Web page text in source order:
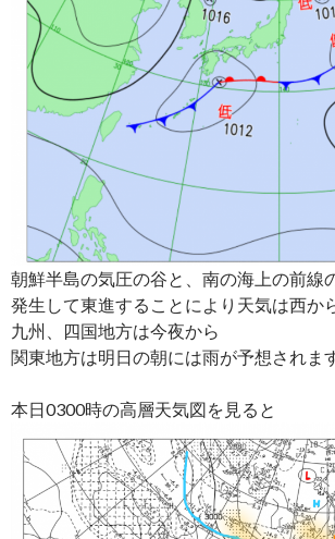
朝鮮半島の気圧の谷と、南の海上の前線
発生して東進することにより天気は西か
九州、四国地方は今夜から
関東地方は明日の朝には雨が予想されま
本日0300時の高層天気図を見ると